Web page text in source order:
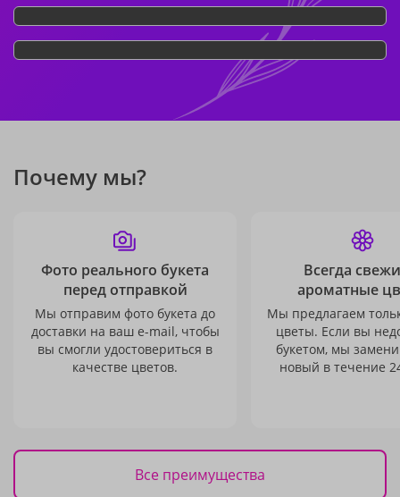
Почему мы?
Фото реального букета
перед отправкой
Мы отправим фото букета до
доставки на ваш e-mail, чтобы
вы смогли удостовериться в
качестве цветов.
Всегда
ароматные
Мы предлагаем
цветы. Если вы
букетом, мы
новый в течение
Все преимущества